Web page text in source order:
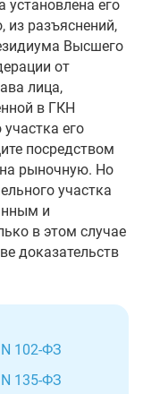
установлена его
из разъяснений,
Высшего
от
лица,
в ГКН
его
посредством
рыночную. Но
участка
и
в этом случае
доказательств
102-ФЗ
135-ФЗ